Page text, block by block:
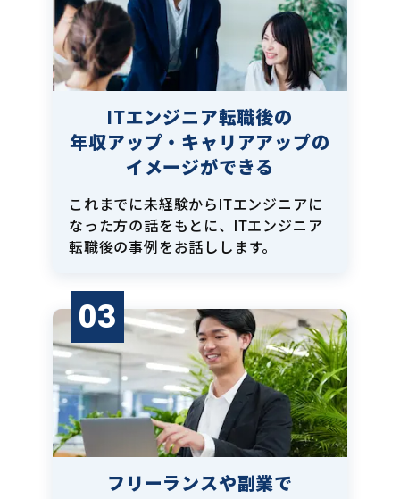
ITエンジニア転職後の
年収アップ・キャリアアップの
イメージができる
これまでに未経験からITエンジニアに
なった方の話をもとに、ITエンジニア
転職後の事例をお話しします。
03
フリーランスや副業で